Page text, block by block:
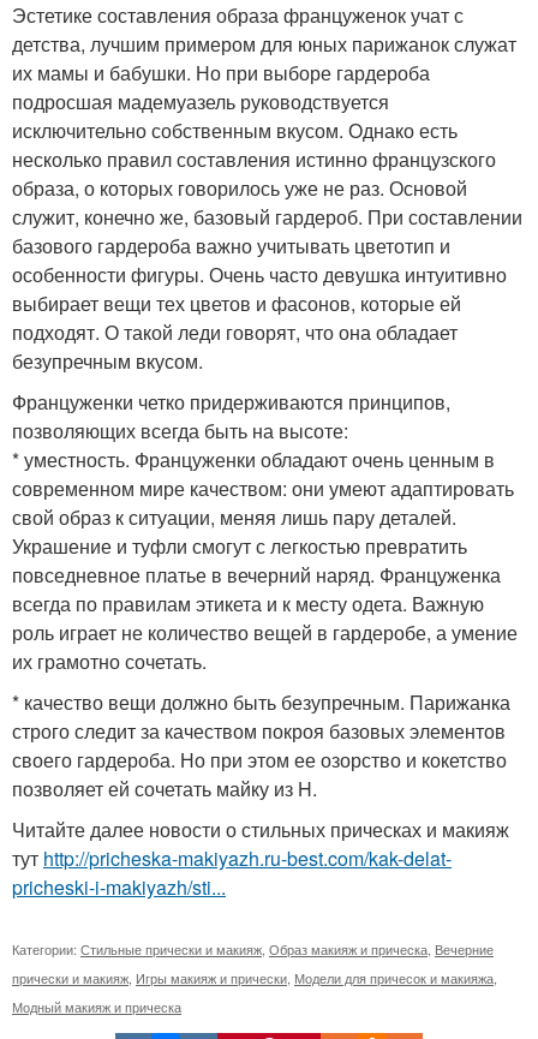
Эстетике составления образа француженок учат с
детства, лучшим примером для юных парижанок служат
их мамы и бабушки. Но при выборе гардероба
подросшая мадемуазель руководствуется
исключительно собственным вкусом. Однако есть
несколько правил составления истинно французского
образа, о которых говорилось уже не раз. Основой
служит, конечно же, базовый гардероб. При составлении
базового гардероба важно учитывать цветотип и
особенности фигуры. Очень часто девушка интуитивно
выбирает вещи тех цветов и фасонов, которые ей
подходят. О такой леди говорят, что она обладает
безупречным вкусом.
Француженки четко придерживаются принципов,
позволяющих всегда быть на высоте:
* уместность. Француженки обладают очень ценным в
современном мире качеством: они умеют адаптировать
свой образ к ситуации, меняя лишь пару деталей.
Украшение и туфли смогут с легкостью превратить
повседневное платье в вечерний наряд. Француженка
всегда по правилам этикета и к месту одета. Важную
роль играет не количество вещей в гардеробе, а умение
их грамотно сочетать.
* качество вещи должно быть безупречным. Парижанка
строго следит за качеством покроя базовых элементов
своего гардероба. Но при этом ее озорство и кокетство
позволяет ей сочетать майку из H.
Читайте далее новости о стильных прическах и макияж
тут http://pricheska-makiyazh.ru-best.com/kak-delat-
pricheski-i-makiyazh/sti...
Категории: Стильные прически и макияж Образ макияж и прическа Вечерние
прически и макияж Игры макияж и прически Модели для причесок и макияжа
Модный макияж и прическа